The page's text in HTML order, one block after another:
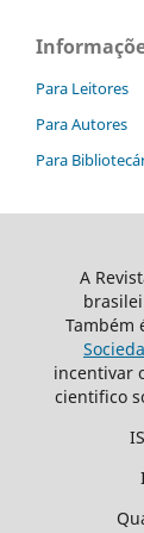
Para Leitores
Para Autores
Para
A
Também
incentivar
cientifico